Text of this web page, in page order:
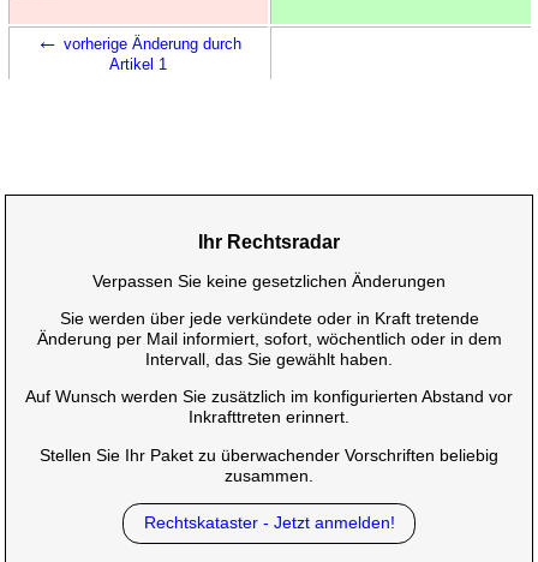
← vorherige Änderung durch
Artikel 1
Ihr Rechtsradar
Verpassen Sie keine gesetzlichen Änderungen
Sie werden über jede verkündete oder in Kraft tretende
Änderung per Mail informiert, sofort, wöchentlich oder in dem
Intervall, das Sie gewählt haben.
Auf Wunsch werden Sie zusätzlich im konfigurierten Abstand vor
Inkrafttreten erinnert.
Stellen Sie Ihr Paket zu überwachender Vorschriften beliebig
zusammen.
Rechtskataster - Jetzt anmelden!